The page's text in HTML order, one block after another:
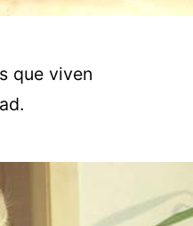
que viven